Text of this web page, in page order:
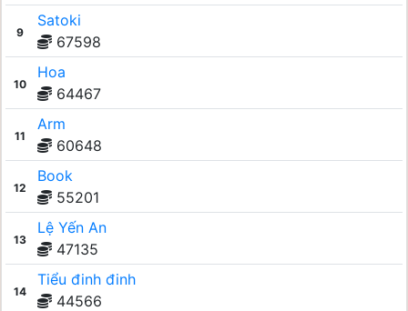
9
Satoki
67598
10
Hoa
64467
11
Arm
60648
12
Book
55201
13
Lệ Yến An
47135
14
Tiểu đinh đinh
44566